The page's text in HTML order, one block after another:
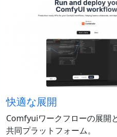
快適な展開
Comfyuiワークフローの展開
共同プラットフォーム。